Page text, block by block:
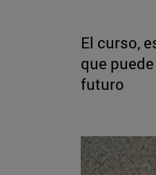
El curso,
que
futuro